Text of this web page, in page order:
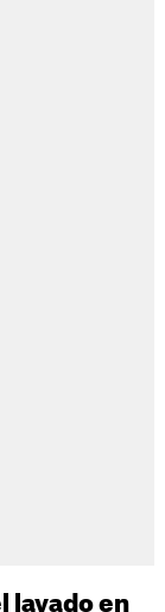
lavado en